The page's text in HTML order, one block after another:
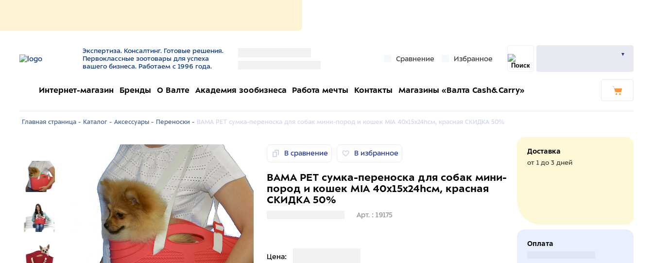
Экспертиза. Консалтинг. Готовые решения.
Первоклассные зоотовары для успеха
вашего бизнеса. Работаем с 1996 года.
Сравнение Избранное
Интернет-магазин Бренды О Валте Академия зообизнеса Работа мечты Контакты Магазины «Валта Cash&Carry»
Главная страница - Каталог - Аксессуары - Переноски - BAMA PET сумка-переноска для собак мини-пород и кошек MIA 40x15x24hсм, красная СКИДКА 50%
В сравнение В избранное
BAMA PET сумка-переноска для собак мини-
пород и кошек MIA 40x15x24hсм, красная
СКИДКА 50%
Арт. : 19175
Цена:
Доставка
от 1 до 3 дней
Оплата